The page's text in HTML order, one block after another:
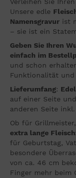
Unsere edle
Namensgravur ist
– sie ist ein
Geben Sie Ihren
einfach im
und schon
Funktionalität
Lieferumfang:
auf einer Seite
anderen Seite
Ob für
extra lange
für Geburtstag,
besondere
von ca. 46 cm
Finger mehr beim